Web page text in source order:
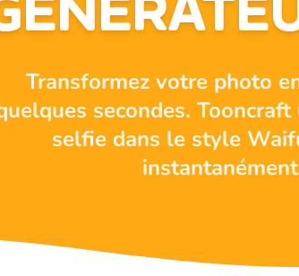
Transformez votre photo
secondes.
selfie dans le style